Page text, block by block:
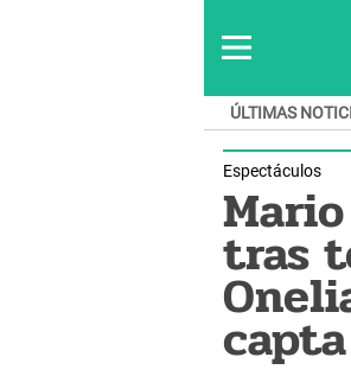
ÚLTIMAS
Espectáculos
tras